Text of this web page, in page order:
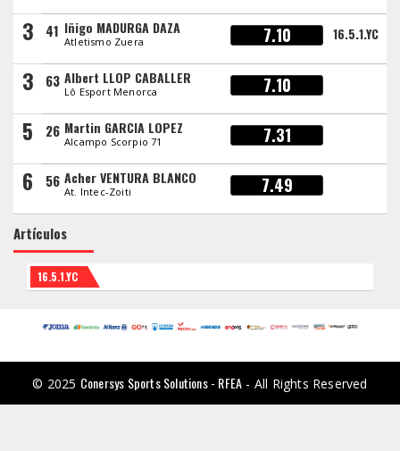
3 41 Iñigo MADURGA DAZA
Atletismo Zuera 7.10 16.5.1.YC
3 63 Albert LLOP CABALLER
Lô Esport Menorca 7.10
5 26 Martin GARCIA LOPEZ
Alcampo Scorpio 71 7.31
6 56 Acher VENTURA BLANCO
At. Intec-Zoiti 7.49
Artículos
16.5.1.YC
© 2025 Conersys Sports Solutions - RFEA - All Rights Reserved